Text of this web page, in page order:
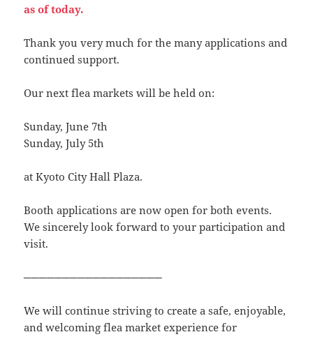
as of today.
Thank you very much for the many applications and
continued support.
Our next flea markets will be held on:
Sunday, June 7th
Sunday, July 5th
at Kyoto City Hall Plaza.
Booth applications are now open for both events.
We sincerely look forward to your participation and
visit.
──────────────────
We will continue striving to create a safe, enjoyable,
and welcoming flea market experience for